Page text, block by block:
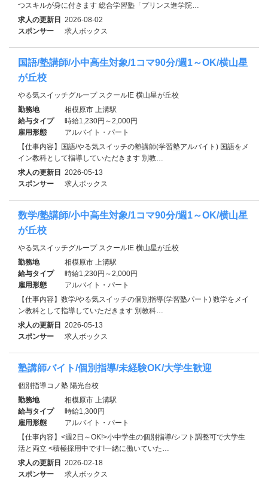
つスキルが身に付きます 総合学習塾「プリンス進学院…
求人の更新日 2026-08-02
スポンサー
求人ボックス
国語/塾講師/小中高生対象/1コマ90分/週1～OK/横山星
が丘校
やる気スイッチグループ スクールIE 横山星が丘校
勤務地
相模原市 上溝駅
給与タイプ
時給1,230円～2,000円
雇用形態
アルバイト・パート
【仕事内容】国語/やる気スイッチの塾講師(学習塾アルバイト) 国語をメ
イン教科として指導していただきます 別教…
求人の更新日 2026-05-13
スポンサー
求人ボックス
数学/塾講師/小中高生対象/1コマ90分/週1～OK/横山星
が丘校
やる気スイッチグループ スクールIE 横山星が丘校
勤務地
相模原市 上溝駅
給与タイプ
時給1,230円～2,000円
雇用形態
アルバイト・パート
【仕事内容】数学/やる気スイッチの個別指導(学習塾パート) 数学をメイ
ン教科として指導していただきます 別教科…
求人の更新日 2026-05-13
スポンサー
求人ボックス
塾講師バイト/個別指導/未経験OK/大学生歓迎
個別指導コノ塾 陽光台校
勤務地
相模原市 上溝駅
給与タイプ
時給1,300円
雇用形態
アルバイト・パート
【仕事内容】<週2日～OK!>小中学生の個別指導/シフト調整可で大学生
活と両立 <積極採用中です!一緒に働いていた…
求人の更新日 2026-02-18
スポンサー
求人ボックス